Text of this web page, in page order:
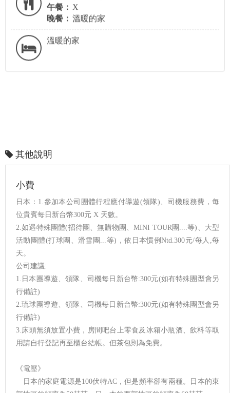
午餐： X
晚餐： 溫暖的家
溫暖的家
其他說明
小費
日本：1.參加本公司團體行程應付導遊(領隊)、司機服務費，每
位貴賓每日新台幣300元 X 天數。
2.如遇特殊團體(招待團、無購物團、MINI TOUR團....等)、大型
活動團體(打球團、滑雪團...等)，依日本慣例Ntd.300元/每人,每
天。
公司建議:
1.日本團導遊、領隊、司機每日新台幣:300元(如有特殊團型會另
行備註)
2.琉球團導遊、領隊、司機每日新台幣:300元(如有特殊團型會另
行備註)
3.床頭無須放置小費，房間吧台上零食及冰箱小瓶酒、飲料等取
用請自行登記再至櫃台結帳。但茶包則為免費。
《電壓》
日本的家庭電源是100伏特AC，但是頻率卻有兩種。日本的東